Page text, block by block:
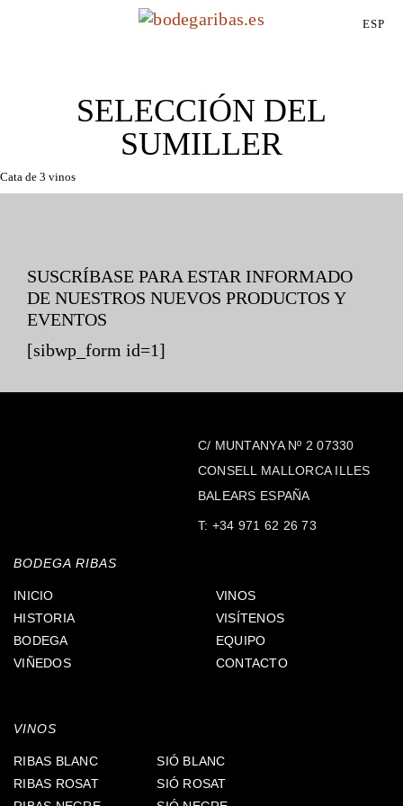
ESP
SELECCIÓN DEL
SUMILLER
Cata de 3 vinos
SUSCRÍBASE PARA ESTAR INFORMADO
DE NUESTROS NUEVOS PRODUCTOS Y
EVENTOS
[sibwp_form id=1]
C/ MUNTANYA Nº 2 07330
CONSELL MALLORCA ILLES
BALEARS ESPAÑA
T: +34 971 62 26 73
BODEGA RIBAS
INICIO
HISTORIA
BODEGA
VIÑEDOS
VINOS
VISÍTENOS
EQUIPO
CONTACTO
VINOS
RIBAS BLANC
RIBAS ROSAT
SIÓ BLANC
SIÓ ROSAT